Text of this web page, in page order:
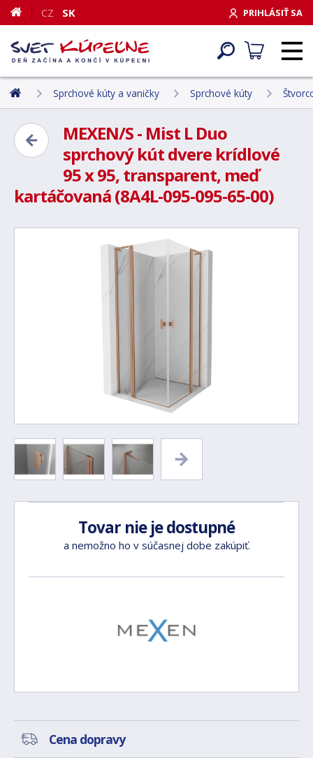
PRIHLÁSIŤ SA
CZ SK
Sprchové kúty a vaničky Sprchové kúty
MEXEN/S - Mist L Duo
sprchový kút dvere krídlové
95 x 95, transparent, meď
kartáčovaná (8A4L-095-095-65-00)
Tovar nie je dostupné
a nemožno ho v súčasnej dobe zakúpiť.
Cena dopravy